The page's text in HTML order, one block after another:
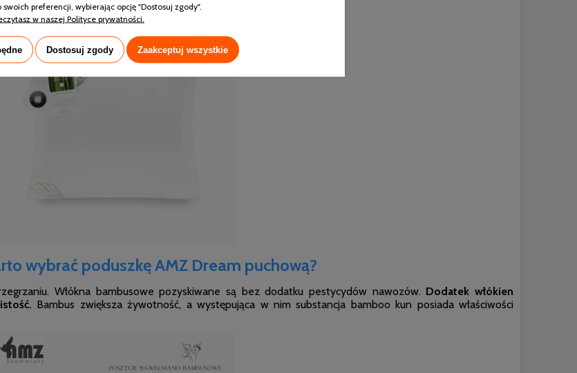
wybrać poduszkę AMZ Dream puchową?
Włókna bambusowe pozyskiwane są bez dodatku pestycydów nawozów. Dodatek włókien
Bambus zwiększa żywotność, a występująca w nim substancja bamboo kun posiada właściwości
preferencji, wybierając opcję "Dostosuj zgody".
w naszej Polityce prywatności.
Dostosuj zgody Zaakceptuj wszystkie